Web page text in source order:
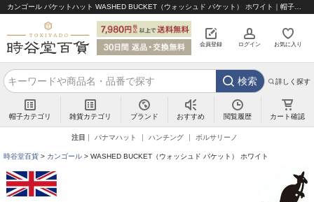
会員登録 ログイン お気に入り
検索 詳しく探す
帽子カテゴリ 雑貨カテゴリ ブランド おすすめ 閲覧履歴 カート確認
注目 パナマハット ハンチング ボルサリーノ
時谷堂百貨 カンゴール WASHED BUCKET（ウォッシュド バケット） ホワイト